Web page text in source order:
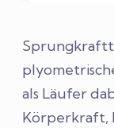
als Läufer
Körperkraft,